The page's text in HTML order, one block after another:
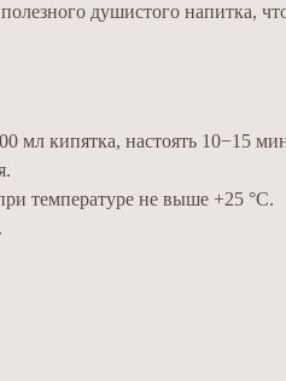
душистого напитка,
мл кипятка, настоять 10−15
температуре не выше +25 °С.